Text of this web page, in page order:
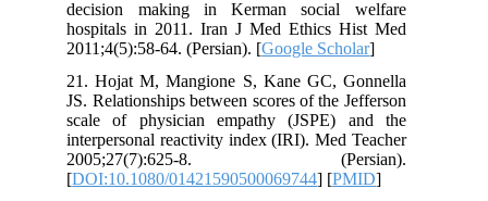
decision making in Kerman social welfare
hospitals in 2011. Iran J Med Ethics Hist Med
2011;4(5):58-64. (Persian). [Google Scholar
21. Hojat M, Mangione S, Kane GC, Gonnella
JS. Relationships between scores of the Jefferson
scale of physician empathy (JSPE) and the
interpersonal reactivity index (IRI). Med Teacher
2005;27(7):625-8. (Persian).
[DOI:10.1080/01421590500069744] [PMID